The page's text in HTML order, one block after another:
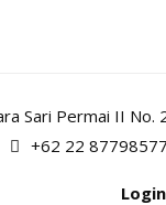
Sari Permai II
+62 22 87798577